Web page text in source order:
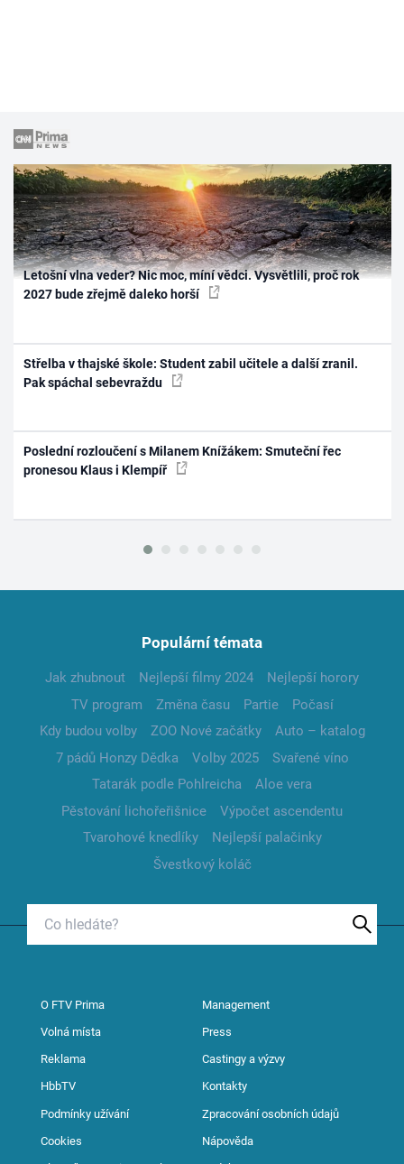
Letošní vlna veder? Nic moc, míní vědci. Vysvětlili, proč rok
2027 bude zřejmě daleko horší
Střelba v thajské škole: Student zabil učitele a další zranil.
Pak spáchal sebevraždu
Poslední rozloučení s Milanem Knížákem: Smuteční řec
pronesou Klaus i Klempíř
Populární témata
Jak zhubnout Nejlepší filmy 2024
Nejlepší horory
TV program
Změna času Partie
Počasí
Kdy budou volby
ZOO Nové začátky
Auto – katalog
7 pádů Honzy Dědka
Volby 2025
Svařené víno
Tatarák podle Pohlreicha
Aloe vera
Pěstování lichořeřišnice
Výpočet ascendentu
Tvarohové knedlíky
Nejlepší palačinky
Švestkový koláč
O FTV Prima Management
Volná místa Press
Reklama Castingy a výzvy
HbbTV Kontakty
Podmínky užívání Zpracování osobních údajů
Cookies Nápověda